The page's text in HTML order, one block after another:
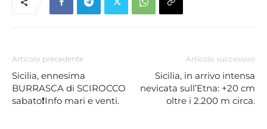
Articolo precedente
Sicilia, ennesima
BURRASCA di SCIROCCO
sabato❗Info mari e venti.
Articolo successivo
Sicilia, in arrivo intensa
nevicata sull’Etna: +20 cm
oltre i 2.200 m circa.